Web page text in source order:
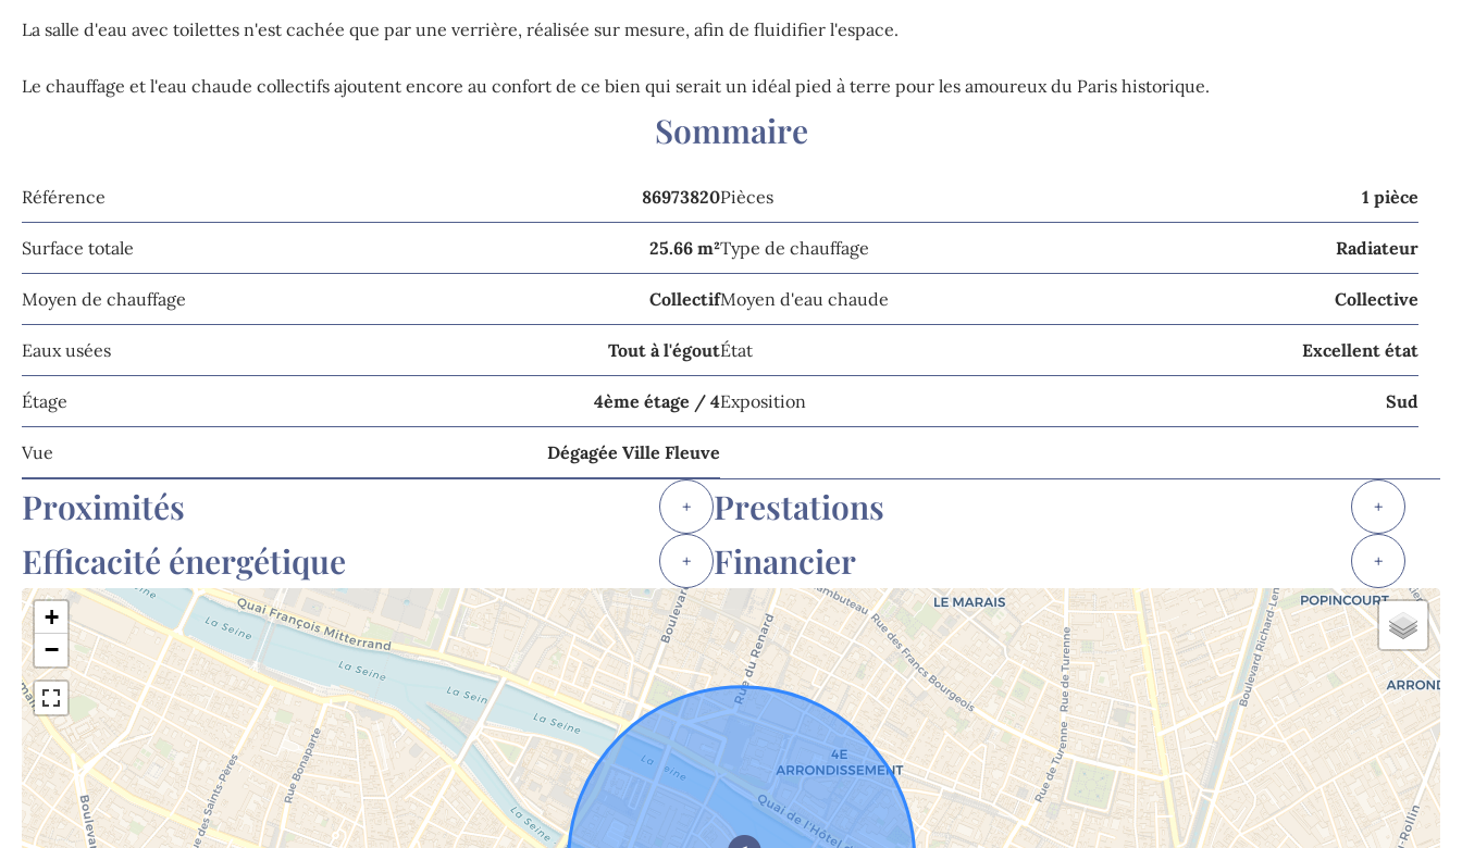
La salle d'eau avec toilettes n'est cachée que par une verrière, réalisée sur mesure, afin de fluidifier l'espace.
Le chauffage et l'eau chaude collectifs ajoutent encore au confort de ce bien qui serait un idéal pied à terre pour les amoureux du Paris historique.
Sommaire
Référence 86973820Pièces 1 pièce
Surface totale 25.66 m²Type de chauffage Radiateur
Moyen de chauffage CollectifMoyen d'eau chaude Collective
Eaux usées Tout à l'égoutÉtat Excellent état
Étage 4ème étage / 4Exposition Sud
Vue Dégagée Ville Fleuve
Proximités + Prestations +
Efficacité énergétique + Financier +
+
−